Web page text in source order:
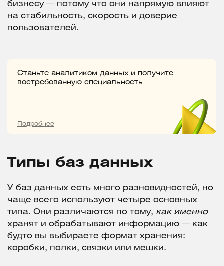
бизнесу — потому что они напрямую влияют
на стабильность, скорость и доверие
пользователей.
Станьте аналитиком данных и получите
востребованную специальность
Подробнее
Типы баз данных
У баз данных есть много разновидностей, но
чаще всего используют четыре основных
типа. Они различаются по тому, как именно
хранят и обрабатывают информацию — как
будто вы выбираете формат хранения:
коробки, полки, связки или мешки.